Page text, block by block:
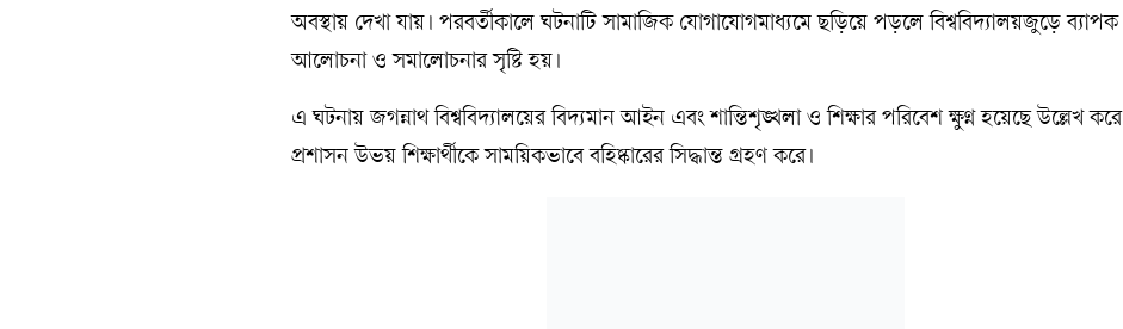
অবস্থায় দেখা যায়। পরবর্তীকালে ঘটনাটি সামাজিক যোগাযোগমাধ্যমে ছড়িয়ে পড়লে বিশ্ববিদ্যালয়জুড়ে ব্যাপক
আলোচনা ও সমালোচনার সৃষ্টি হয়।
‎এ ঘটনায় জগন্নাথ বিশ্ববিদ্যালয়ের বিদ্যমান আইন এবং শান্তিশৃঙ্খলা ও শিক্ষার পরিবেশ ক্ষুণ্ন হয়েছে উল্লেখ করে
প্রশাসন উভয় শিক্ষার্থীকে সাময়িকভাবে বহিষ্কারের সিদ্ধান্ত গ্রহণ করে।